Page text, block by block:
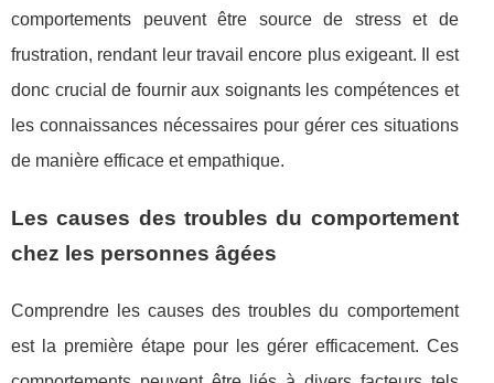
comportements peuvent être source de stress et de
frustration, rendant leur travail encore plus exigeant. Il est
donc crucial de fournir aux soignants les compétences et
les connaissances nécessaires pour gérer ces situations
de manière efficace et empathique.
Les causes des troubles du comportement
chez les personnes âgées
Comprendre les causes des troubles du comportement
est la première étape pour les gérer efficacement. Ces